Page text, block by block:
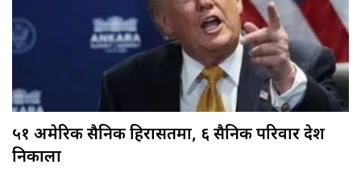
५१ अमेरिकी सैनिक हिरासतमा, ६ सैनिक परिवार देश
निकाला